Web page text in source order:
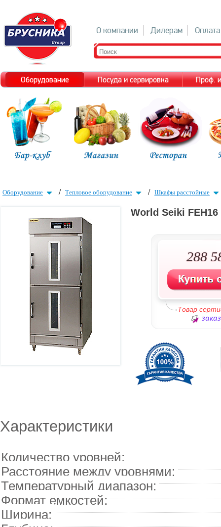
О компании Дилерам Оплата
Оборудование Посуда и сервировка Проф.
Оборудование / Тепловое оборудование / Шкафы расстойные
World Seiki FEH16
288
Товар
Характеристики
Количество уровней:
Расстояние между уровнями:
Температурный диапазон:
Формат емкостей:
Ширина: